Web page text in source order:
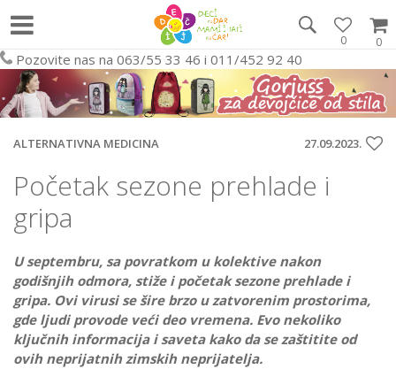
0
0
Pozovite nas na 063/55 33 46 i 011/452 92 40
ALTERNATIVNA MEDICINA 27.09.2023.
Početak sezone prehlade i
gripa
U septembru, sa povratkom u kolektive nakon
godišnjih odmora, stiže i početak sezone prehlade i
gripa. Ovi virusi se šire brzo u zatvorenim prostorima,
gde ljudi provode veći deo vremena. Evo nekoliko
ključnih informacija i saveta kako da se zaštitite od
ovih neprijatnih zimskih neprijatelja.